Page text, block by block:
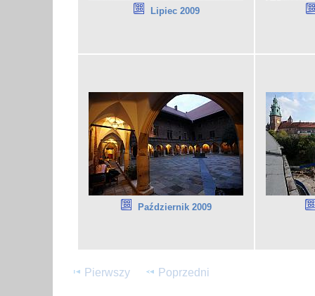
Lipiec 2009
Październik 2009
Pierwszy Poprzedni